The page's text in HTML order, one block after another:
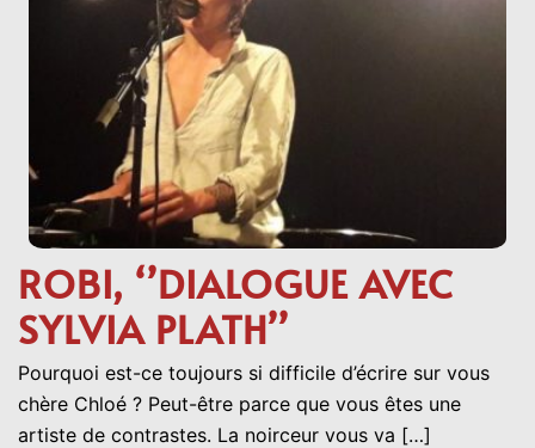
ROBI, ‘’DIALOGUE AVEC
SYLVIA PLATH’’
Pourquoi est-ce toujours si difficile d’écrire sur vous
chère Chloé ? Peut-être parce que vous êtes une
artiste de contrastes. La noirceur vous va […]